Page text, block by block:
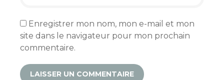
Enregistrer mon nom, mon e-mail et mon
site dans le navigateur pour mon prochain
commentaire.